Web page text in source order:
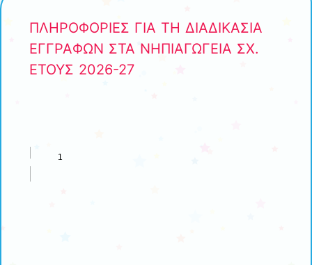
ΠΛΗΡΟΦΟΡΙΕΣ ΓΙΑ ΤΗ ΔΙΑΔΙΚΑΣΙΑ
ΕΓΓΡΑΦΩΝ ΣΤΑ ΝΗΠΙΑΓΩΓΕΙΑ ΣΧ.
ΕΤΟΥΣ 2026-27